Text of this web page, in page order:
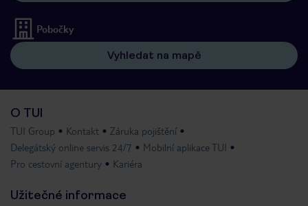
Pobočky
Vyhledat na mapě
O TUI
TUI Group Kontakt
Záruka pojištění
Delegátský online servis 24/7
Mobilní aplikace TUI
Pro cestovní agentury
Kariéra
Užitečné informace